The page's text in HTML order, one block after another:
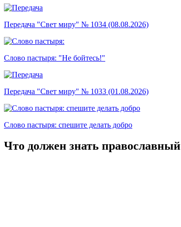
Передача "Свет миру" № 1034 (08.08.2026)
Слово пастыря: "Не бойтесь!"
Передача "Свет миру" № 1033 (01.08.2026)
Слово пастыря: спешите делать добро
Что должен знать православный